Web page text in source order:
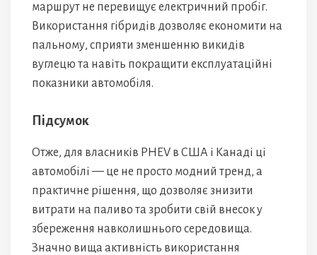
маршрут не перевищує електричний пробіг.
Використання гібридів дозволяє економити на
пальному, сприяти зменшенню викидів
вуглецю та навіть покращити експлуатаційні
показники автомобіля.
Підсумок
Отже, для власників PHEV в США і Канаді ці
автомобілі — це не просто модний тренд, а
практичне рішення, що дозволяє знизити
витрати на паливо та зробити свій внесок у
збереження навколишнього середовища.
Значно вища активність використання